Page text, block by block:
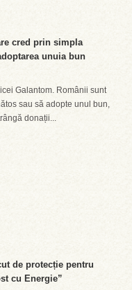
cred prin simpla
unuia bun
Galantom. Românii sunt
sau să adopte unul bun,
donații...
de protecție pentru
cu Energie”